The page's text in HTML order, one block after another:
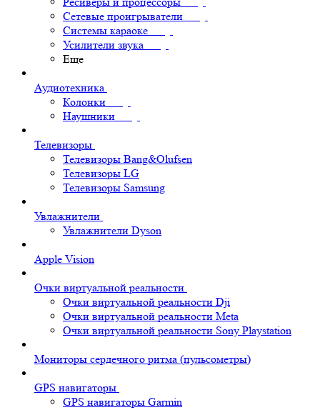
Сетевые проигрыватели
Системы караоке
Усилители звука
Еще
Аудиотехника
Колонки
Наушники
Телевизоры
Телевизоры Bang&Olufsen
Телевизоры LG
Телевизоры Samsung
Увлажнители
Увлажнители Dyson
Apple Vision
Очки виртуальной реальности
Очки виртуальной реальности Dji
Очки виртуальной реальности Meta
Очки виртуальной реальности Sony Playstation
Мониторы сердечного ритма (пульсометры)
GPS навигаторы
GPS навигаторы Garmin